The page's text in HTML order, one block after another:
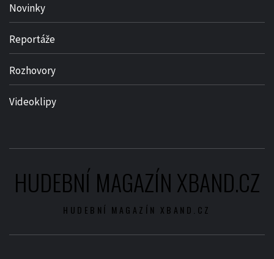
Novinky
Reportáže
Rozhovory
Videoklipy
HUDEBNÍ MAGAZÍN XBAND.CZ
HUDEBNÍ MAGAZÍN XBAND.CZ